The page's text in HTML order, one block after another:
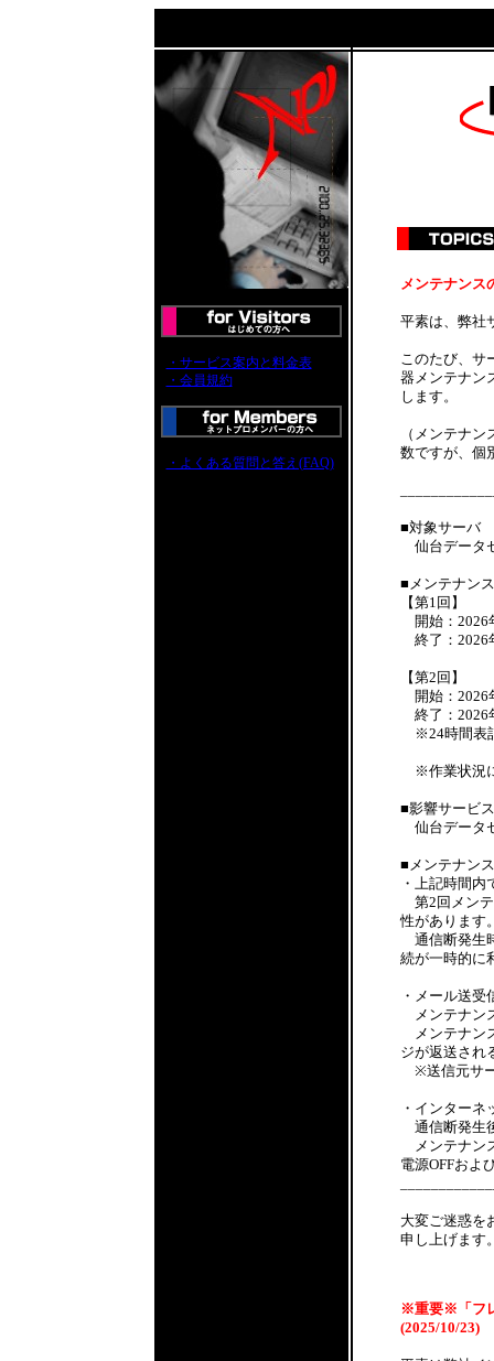
・サービス案内と料金表
・会員規約
・よくある質問と答え(FAQ)
メンテナンス
平素は、弊社
このたび、サ
器メンテナン
します。
（メンテナ
数ですが、個
■対象サーバ
仙台データ
■メンテナン
【第1回】
開始：2026
終了：2026
【第2回】
開始：2026
終了：2026
※24時間表
※作業状況
■影響サービス
仙台データ
■メンテナン
・上記時間
第2回メンテ
性があります
通信断発生
続が一時的に
・メール送受
メンテナン
メンテナン
ジが返送され
※送信元サ
・インターネ
通信断発生
メンテナン
電源OFFおよ
大変ご迷惑を
申し上げます
※重要※「フ
(2025/10/23)